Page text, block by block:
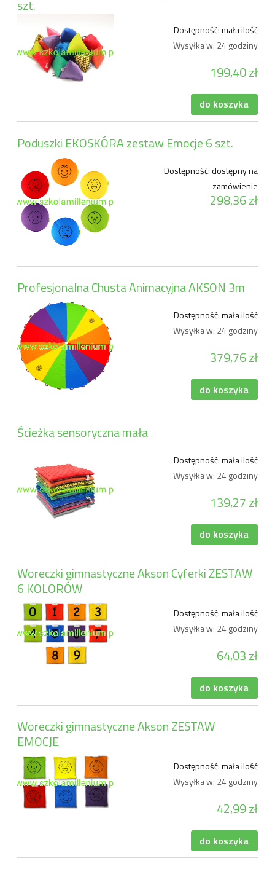
szt.
Dostępność:mała ilość
Wysyłka w: 24 godziny
199,40 zł
do koszyka
Poduszki EKOSKÓRA zestaw Emocje 6 szt.
Dostępność:dostępny na
zamówienie
298,36 zł
Profesjonalna Chusta Animacyjna AKSON 3m
Dostępność:mała ilość
Wysyłka w: 24 godziny
379,76 zł
do koszyka
Ścieżka sensoryczna mała
Dostępność:mała ilość
Wysyłka w: 24 godziny
139,27 zł
do koszyka
Woreczki gimnastyczne Akson Cyferki ZESTAW
6 KOLORÓW
Dostępność:mała ilość
Wysyłka w: 24 godziny
64,03 zł
do koszyka
Woreczki gimnastyczne Akson ZESTAW
EMOCJE
Dostępność:mała ilość
Wysyłka w: 24 godziny
42,99 zł
do koszyka